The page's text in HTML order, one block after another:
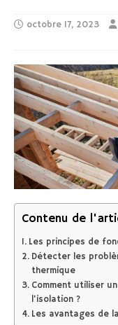
octobre 17, 2023
Contenu de
Les principes de
Détecter les
thermique
Comment utiliser
l’isolation ?
Les avantages de